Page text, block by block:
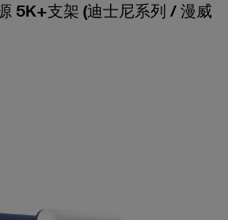
5K+支架 (迪士尼系列 / 漫威